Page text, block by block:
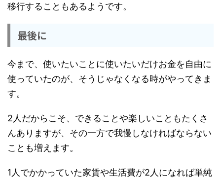
移行することもあるようです。
最後に
今まで、使いたいことに使いたいだけお金を自由に
使っていたのが、そうじゃなくなる時がやってきま
す。
2人だからこそ、できることや楽しいこともたくさ
んありますが、その一方で我慢しなければならない
ことも増えます。
1人でかかっていた家賃や生活費が2人になれば単純